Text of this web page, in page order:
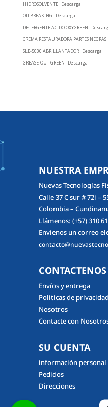
HIDROSOLVENTE
Descarga
OILBREAKING
Descarga
DETERGENTE ACIDO OXYGREEN
CREMA RESTAURADORA PARTES NEGRAS
SLE-5030 ABRILLANTADOR
Descarga
GREASE-OUT GREEN
Descarga
NUESTRA
Nuevas Tecnologías
Calle 37 C sur # 72i –
Colombia –
Llámenos: (+57) 310
Envíenos un correo
CONTACTENOS
Envíos y entrega
Políticas de privacidad
Nosotros
Contacte con
SU CUENTA
información personal
Pedidos
Direcciones